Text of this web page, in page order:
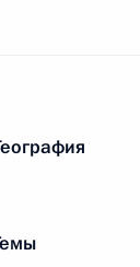
Поручения по